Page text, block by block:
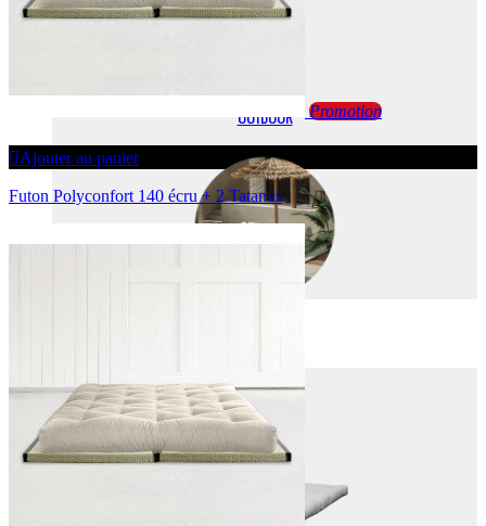
OUTDOOR
FUTONS
Promotion
Ajouter au panier
Futon Polyconfort 140 écru + 2 Tatamis